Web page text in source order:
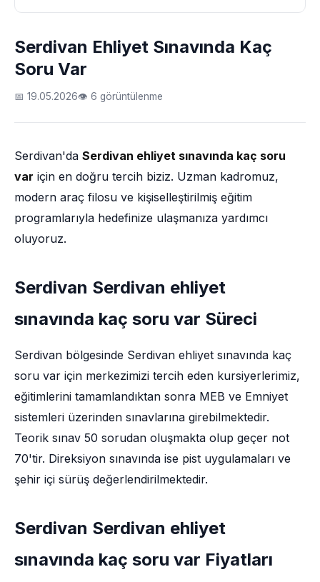
Serdivan Ehliyet Sınavında Kaç
Soru Var
📅 19.05.2026👁 6 görüntülenme
Serdivan'da Serdivan ehliyet sınavında kaç soru
var için en doğru tercih biziz. Uzman kadromuz,
modern araç filosu ve kişiselleştirilmiş eğitim
programlarıyla hedefinize ulaşmanıza yardımcı
oluyoruz.
Serdivan Serdivan ehliyet
sınavında kaç soru var Süreci
Serdivan bölgesinde Serdivan ehliyet sınavında kaç
soru var için merkezimizi tercih eden kursiyerlerimiz,
eğitimlerini tamamlandıktan sonra MEB ve Emniyet
sistemleri üzerinden sınavlarına girebilmektedir.
Teorik sınav 50 sorudan oluşmakta olup geçer not
70'tir. Direksiyon sınavında ise pist uygulamaları ve
şehir içi sürüş değerlendirilmektedir.
Serdivan Serdivan ehliyet
sınavında kaç soru var Fiyatları